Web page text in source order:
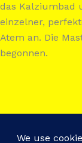
das Kalziumbad
einzelner,
Atem an. Die
begonnen.